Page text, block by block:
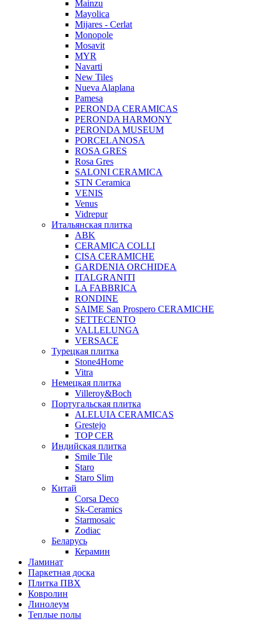
Mainzu
Mayolica
Mijares - Cerlat
Monopole
Mosavit
MYR
Navarti
New Tiles
Nueva Alaplana
Pamesa
PERONDA CERAMICAS
PERONDA HARMONY
PERONDA MUSEUM
PORCELANOSA
ROSA GRES
Rosa Gres
SALONI CERAMICA
STN Ceramica
VENIS
Venus
Vidrepur
Итальянская плитка
ABK
CERAMICA COLLI
CISA CERAMICHE
GARDENIA ORCHIDEA
ITALGRANITI
LA FABBRICA
RONDINE
SAIME San Prospero CERAMICHE
SETTECENTO
VALLELUNGA
VERSACE
Турецкая плитка
Stone4Home
Vitra
Немецкая плитка
Villeroy&Boch
Португальская плитка
ALELUIA CERAMICAS
Grestejo
TOP CER
Индийская плитка
Smile Tile
Staro
Staro Slim
Китай
Corsa Deco
Sk-Ceramics
Starmosaic
Zodiac
Беларусь
Керамин
Ламинат
Паркетная доска
Плитка ПВХ
Ковролин
Линолеум
Теплые полы